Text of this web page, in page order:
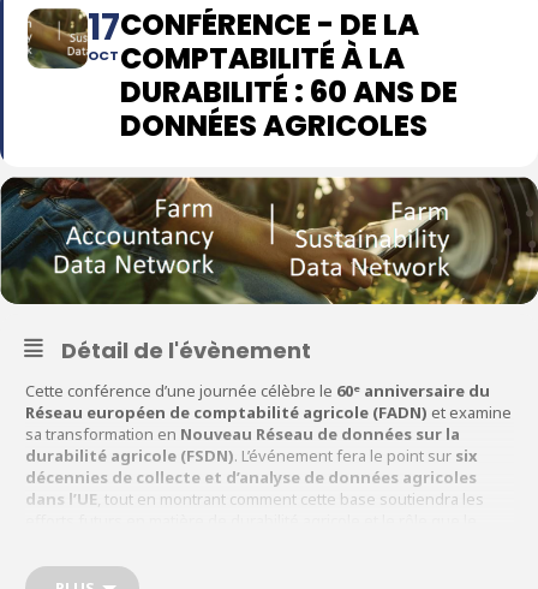
17
OCT
CONFÉRENCE - DE LA
COMPTABILITÉ À LA
DURABILITÉ : 60 ANS DE
DONNÉES AGRICOLES
Détail de l'évènement
Cette conférence d’une journée célèbre le 60ᵉ anniversaire du
Réseau européen de comptabilité agricole (FADN) et examine
sa transformation en Nouveau Réseau de données sur la
durabilité agricole (FSDN). L’événement fera le point sur six
décennies de collecte et d’analyse de données agricoles
dans l’UE, tout en montrant comment cette base soutiendra les
Le programme comprendra des